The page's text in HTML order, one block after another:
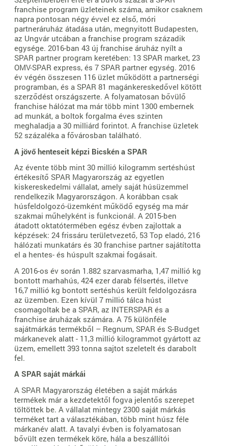
franchise program üzleteinek száma, amikor csaknem
napra pontosan négy évvel ez első, móri
partneráruház átadása után, megnyitott Budapesten,
az Ungvár utcában a franchise program századik
egysége. 2016-ban 43 új franchise áruház nyílt a
SPAR partner program keretében: 13 SPAR market, 23
OMV-SPAR express, és 7 SPAR partner egység. 2016
év végén összesen 116 üzlet működött a partnerségi
programban, és a SPAR 81 magánkereskedővel kötött
szerződést országszerte. A folyamatosan bővülő
franchise hálózat ma már több mint 1300 embernek
ad munkát, a boltok forgalma éves szinten
meghaladja a 30 milliárd forintot. A franchise üzletek
52 százaléka a fővárosban található.
A jövő henteseit képzi Bicskén a SPAR
Az évente több mint 30 millió kilogramm sertéshúst
értékesítő SPAR Magyarország az egyetlen
kiskereskedelmi vállalat, amely saját húsüzemmel
rendelkezik Magyarországon. A korábban csak
húsfeldolgozó-üzemként működő egység ma már
szakmai műhelyként is funkcionál. A 2015-ben
átadott oktatótermében egész évben zajlottak a
képzések: 24 frissáru területvezető, 53 Top eladó, 216
hálózati munkatárs és 30 franchise partner sajátította
el a hentes- és húspult szakmai fogásait.
A 2016-os év során 1.882 szarvasmarha, 1,47 millió kg
bontott marhahús, 424 ezer darab félsertés, illetve
16,7 millió kg bontott sertéshús került feldolgozásra
az üzemben. Ezen kívül 7 millió tálca húst
csomagoltak be a SPAR, az INTERSPAR és a
franchise áruházak számára. A 75 különféle
sajátmárkás termékből – Regnum, SPAR és S-Budget
márkanevek alatt - 11,3 millió kilogrammot gyártott az
üzem, emellett 393 tonna sajtot szeletelt és darabolt
fel.
A SPAR saját márkái
A SPAR Magyarország életében a saját márkás
termékek már a kezdetektől fogva jelentős szerepet
töltöttek be. A vállalat mintegy 2300 saját márkás
terméket tart a választékában, több mint húsz féle
márkanév alatt. A tavalyi évben is folyamatosan
bővült ezen termékek köre, hála a beszállítói